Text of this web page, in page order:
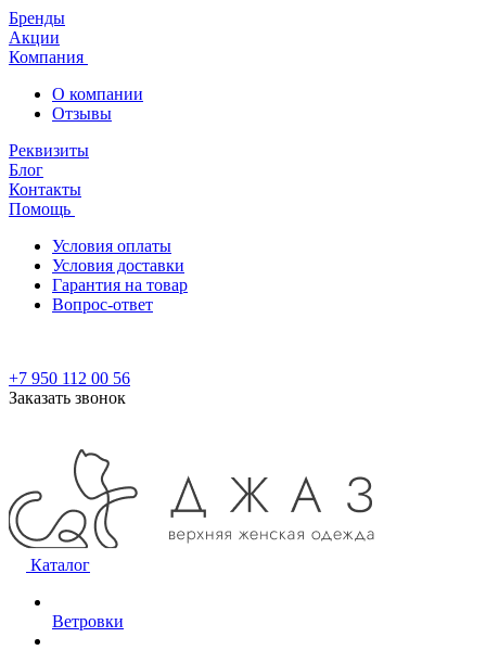
Бренды
Акции
Компания
О компании
Отзывы
Реквизиты
Блог
Контакты
Помощь
Условия оплаты
Условия доставки
Гарантия на товар
Вопрос-ответ
+7 950 112 00 56
Заказать звонок
Каталог
Ветровки